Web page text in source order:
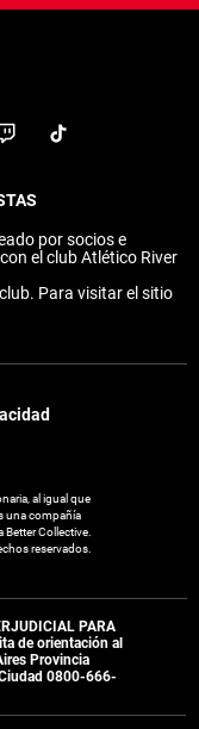
por socios e
el club Atlético River
Para visitar el sitio
al igual que
una compañía
Better Collective.
reservados.
PARA
de orientación al
Provincia
0800-666-